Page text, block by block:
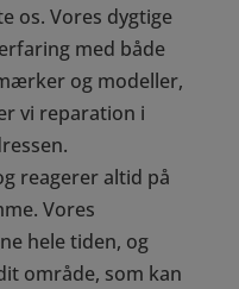
os. Vores dygtige
med både
og modeller,
vi reparation i
reagerer altid på
Vores
hele tiden, og
område, som kan